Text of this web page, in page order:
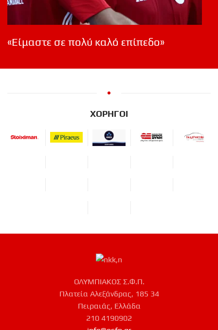
«Είμαστε σε πολύ καλό επίπεδο»
ΧΟΡΗΓΟΙ
ΟΛΥΜΠΙΑΚΟΣ Σ.Φ.Π.
Πλατεία Αλεξάνδρας, 185 34
Πειραιάς, Ελλάδα
210 4190902